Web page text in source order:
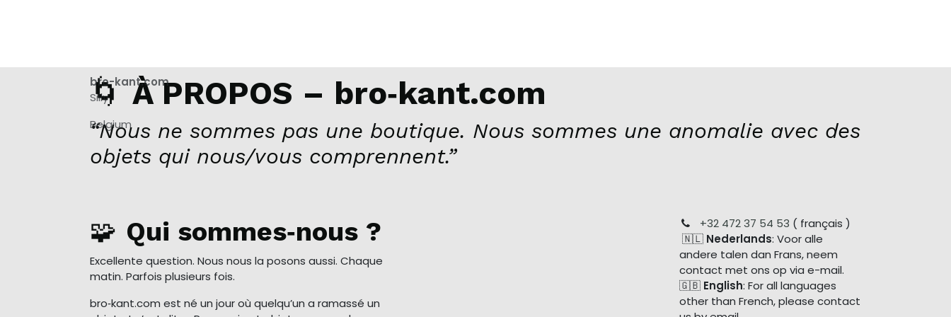
🌀À PROPOS – bro‑kant.com
“Nous ne sommes pas une boutique. Nous sommes une anomalie avec des
objets qui nous/vous comprennent.”
🧩 Qui sommes‑nous ?
Excellente question. Nous nous la posons aussi. Chaque
matin. Parfois plusieurs fois.
bro‑kant.com est né un jour où quelqu’un a ramassé un
+32 472 37 54 53 ( français )
🇳🇱 Nederlands: Voor alle
andere talen dan Frans, neem
contact met ons op via e-mail.
🇬🇧 English: For all languages
other than French, please contact
bro-kant.com
Silly
Belgium